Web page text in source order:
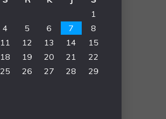
1
4 5 6 7
8
11 12 13 14
15
18 19 20 21
22
25 26 27 28
29